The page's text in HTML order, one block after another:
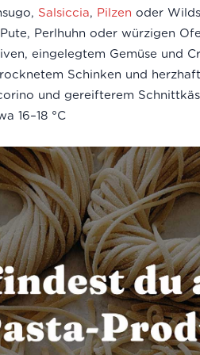
Salsiccia, Pilzen oder
Perlhuhn oder würzigen
eingelegtem Gemüse und
Schinken und
und gereifterem
16–18 °C